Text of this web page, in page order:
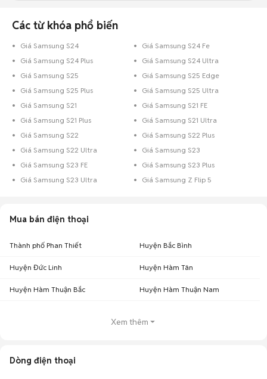
Các từ khóa phổ biến
Giá Samsung S24
Giá Samsung S24 Fe
Giá Samsung S24 Plus
Giá Samsung S24 Ultra
Giá Samsung S25
Giá Samsung S25 Edge
Giá Samsung S25 Plus
Giá Samsung S25 Ultra
Giá Samsung S21
Giá Samsung S21 FE
Giá Samsung S21 Plus
Giá Samsung S21 Ultra
Giá Samsung S22
Giá Samsung S22 Plus
Giá Samsung S22 Ultra
Giá Samsung S23
Giá Samsung S23 FE
Giá Samsung S23 Plus
Giá Samsung S23 Ultra
Giá Samsung Z Flip 5
Mua bán điện thoại
Thành phố Phan Thiết Huyện Bắc Bình
Huyện Đức Linh Huyện Hàm Tân
Huyện Hàm Thuận Bắc Huyện Hàm Thuận Nam
Xem thêm
Dòng điện thoại